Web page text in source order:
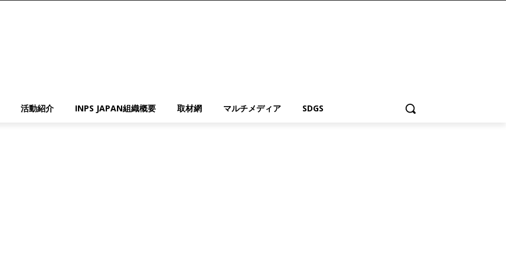
活動紹介 INPS JAPAN組織概要 取材網 マルチメディア SDGS